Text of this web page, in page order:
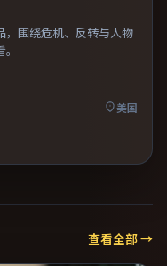
，围绕危机、反转与人物
美国
查看全部 →